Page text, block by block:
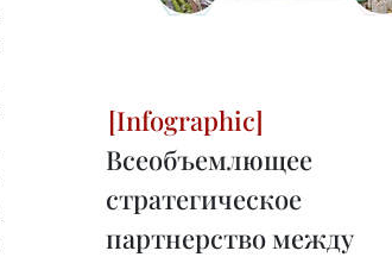
Всеобъемлющее
стратегическое
партнерство между